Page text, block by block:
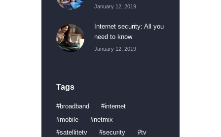
January 12, 2019
Internet security: All you
need to know
January 12, 2019
Tags
broadband
internet
mobile
netmix
satellitetv
security
tv